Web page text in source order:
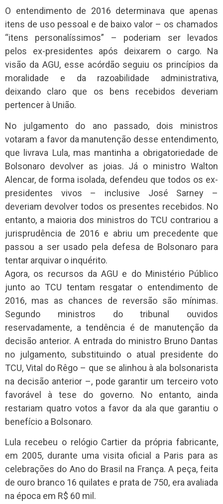
O entendimento de 2016 determinava que apenas
itens de uso pessoal e de baixo valor – os chamados
“itens personalíssimos” – poderiam ser levados
pelos ex-presidentes após deixarem o cargo. Na
visão da AGU, esse acórdão seguiu os princípios da
moralidade e da razoabilidade administrativa,
deixando claro que os bens recebidos deveriam
pertencer à União.
No julgamento do ano passado, dois ministros
votaram a favor da manutenção desse entendimento,
que livrava Lula, mas mantinha a obrigatoriedade de
Bolsonaro devolver as joias. Já o ministro Walton
Alencar, de forma isolada, defendeu que todos os ex-
presidentes vivos – inclusive José Sarney –
deveriam devolver todos os presentes recebidos. No
entanto, a maioria dos ministros do TCU contrariou a
jurisprudência de 2016 e abriu um precedente que
passou a ser usado pela defesa de Bolsonaro para
tentar arquivar o inquérito.
Agora, os recursos da AGU e do Ministério Público
junto ao TCU tentam resgatar o entendimento de
2016, mas as chances de reversão são mínimas.
Segundo ministros do tribunal ouvidos
reservadamente, a tendência é de manutenção da
decisão anterior. A entrada do ministro Bruno Dantas
no julgamento, substituindo o atual presidente do
TCU, Vital do Rêgo – que se alinhou à ala bolsonarista
na decisão anterior –, pode garantir um terceiro voto
favorável à tese do governo. No entanto, ainda
restariam quatro votos a favor da ala que garantiu o
benefício a Bolsonaro.
Lula recebeu o relógio Cartier da própria fabricante,
em 2005, durante uma visita oficial a Paris para as
celebrações do Ano do Brasil na França. A peça, feita
de ouro branco 16 quilates e prata de 750, era avaliada
na época em R$ 60 mil.